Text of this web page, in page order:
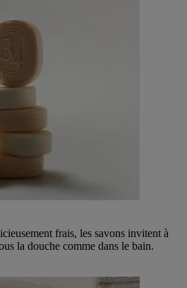
frais, les savons invitent à
la douche comme dans le bain.